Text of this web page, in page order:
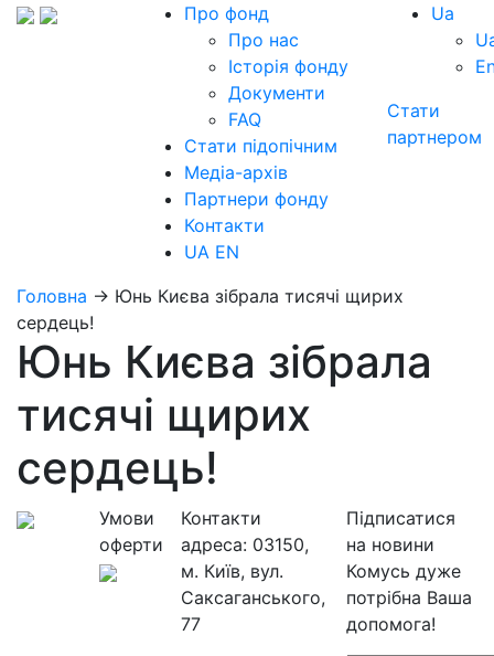
Про фонд
Про нас
Історія фонду
Документи
FAQ
Стати підопічним
Медіа-архів
Партнери фонду
Контакти
UA EN
Ua
Стати
партнером
Головна → Юнь Києва зібрала тисячі щирих
сердець!
Юнь Києва зібрала
тисячі щирих
сердець!
Умови
оферти
Контакти
адреса: 03150,
м. Київ, вул.
Саксаганського,
77
Підписатися
на новини
Комусь дуже
потрібна Ваша
допомога!